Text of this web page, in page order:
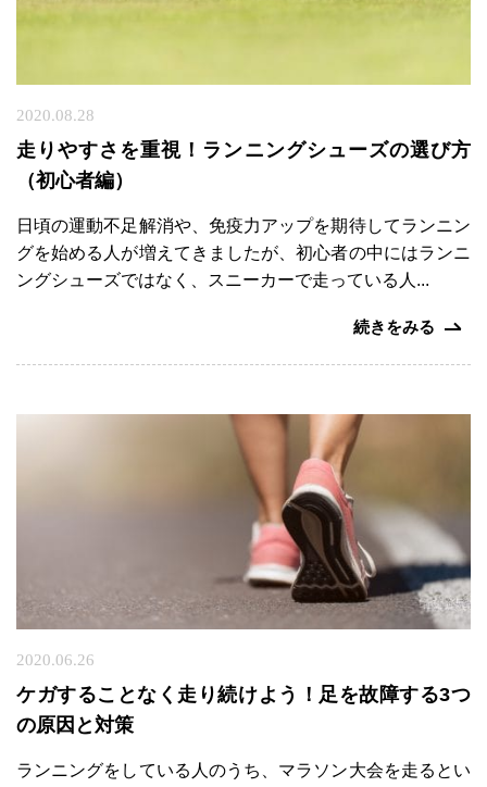
コ
2020.08.28
走りやすさを重視！ランニングシューズの選び方
（初心者編）
日頃の運動不足解消や、免疫力アップを期待してランニン
グを始める人が増えてきましたが、初心者の中にはランニ
ングシューズではなく、スニーカーで走っている人...
続きをみる
2020.06.26
ケガすることなく走り続けよう！足を故障する3つ
の原因と対策
ランニングをしている人のうち、マラソン大会を走るとい